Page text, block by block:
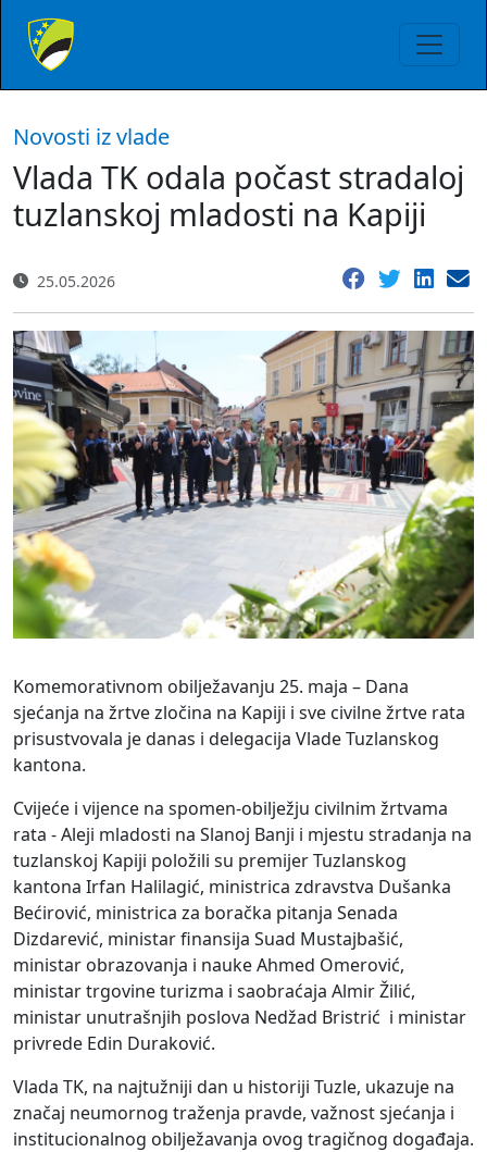
Novosti iz vlade
Vlada TK odala počast stradaloj
tuzlanskoj mladosti na Kapiji
25.05.2026
Komemorativnom obilježavanju 25. maja – Dana
sjećanja na žrtve zločina na Kapiji i sve civilne žrtve rata
prisustvovala je danas i delegacija Vlade Tuzlanskog
kantona.
Cvijeće i vijence na spomen-obilježju civilnim žrtvama
rata - Aleji mladosti na Slanoj Banji i mjestu stradanja na
tuzlanskoj Kapiji položili su premijer Tuzlanskog
kantona Irfan Halilagić, ministrica zdravstva Dušanka
Bećirović, ministrica za boračka pitanja Senada
Dizdarević, ministar finansija Suad Mustajbašić,
ministar obrazovanja i nauke Ahmed Omerović,
ministar trgovine turizma i saobraćaja Almir Žilić,
ministar unutrašnjih poslova Nedžad Bristrić i ministar
privrede Edin Duraković.
Vlada TK, na najtužniji dan u historiji Tuzle, ukazuje na
značaj neumornog traženja pravde, važnost sjećanja i
institucionalnog obilježavanja ovog tragičnog događaja.